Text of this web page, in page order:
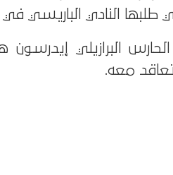
البرازيلي
معه.